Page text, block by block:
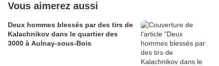
Vous aimerez aussi
Deux hommes blessés par des tirs de
Kalachnikov dans le quartier des
3000 à Aulnay-sous-Bois